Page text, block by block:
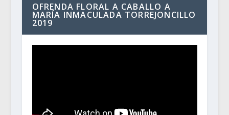
OFRENDA FLORAL A CABALLO A
MARÍA INMACULADA TORREJONCILLO
2019